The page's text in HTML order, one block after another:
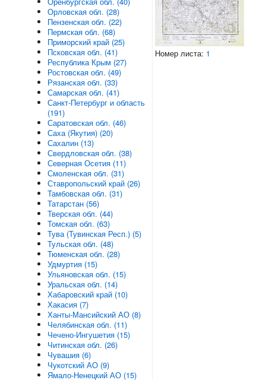
Номер листа: 1
Орловская обл. (28)
Пензенская обл. (22)
Пермская обл. (68)
Приморский край (25)
Псковская обл. (41)
Республика Крым (27)
Ростовская обл. (49)
Рязанская обл. (33)
Самарская обл. (41)
Санкт-Петербург и область
(191)
Саратовская обл. (46)
Саха (Якутия) (20)
Сахалин (13)
Свердловская обл. (38)
Северная Осетия (11)
Смоленская обл. (31)
Ставропольский край (26)
Тамбовская обл. (31)
Татарстан (56)
Тверская обл. (44)
Томская обл. (63)
Тува (Тувинская Респ.) (5)
Тульская обл. (48)
Тюменская обл. (28)
Удмуртия (15)
Ульяновская обл. (15)
Уральская обл. (14)
Хабаровский край (10)
Хакасия (7)
Ханты-Мансийский АО (8)
Челябинская обл. (11)
Чечено-Ингушетия (15)
Читинская обл. (26)
Чувашия (6)
Чукотский АО (9)
Ямало-Ненецкий АО (15)